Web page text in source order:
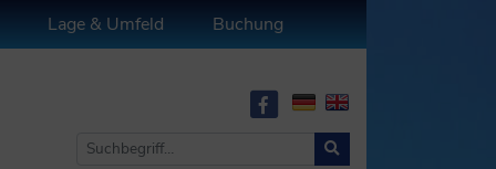
Lage & Umfeld Buchung